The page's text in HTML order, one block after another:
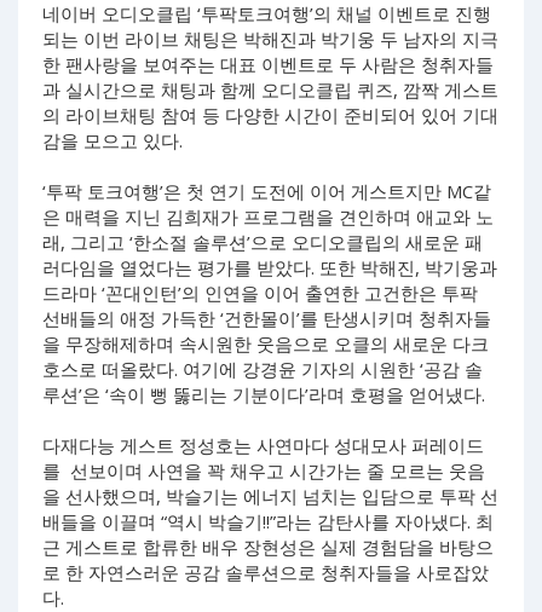
네이버 오디오클립 ‘투팍토크여행’의 채널 이벤트로 진행
되는 이번 라이브 채팅은 박해진과 박기웅 두 남자의 지극
한 팬사랑을 보여주는 대표 이벤트로 두 사람은 청취자들
과 실시간으로 채팅과 함께 오디오클립 퀴즈, 깜짝 게스트
의 라이브채팅 참여 등 다양한 시간이 준비되어 있어 기대
감을 모으고 있다.
‘투팍 토크여행’은 첫 연기 도전에 이어 게스트지만 MC같
은 매력을 지닌 김희재가 프로그램을 견인하며 애교와 노
래, 그리고 ‘한소절 솔루션’으로 오디오클립의 새로운 패
러다임을 열었다는 평가를 받았다. 또한 박해진, 박기웅과
드라마 ‘꼰대인턴’의 인연을 이어 출연한 고건한은 투팍
선배들의 애정 가득한 ‘건한몰이’를 탄생시키며 청취자들
을 무장해제하며 속시원한 웃음으로 오클의 새로운 다크
호스로 떠올랐다. 여기에 강경윤 기자의 시원한 ‘공감 솔
루션’은 ‘속이 뻥 뚫리는 기분이다’라며 호평을 얻어냈다.
다재다능 게스트 정성호는 사연마다 성대모사 퍼레이드
를 선보이며 사연을 꽉 채우고 시간가는 줄 모르는 웃음
을 선사했으며, 박슬기는 에너지 넘치는 입담으로 투팍 선
배들을 이끌며 “역시 박슬기!!”라는 감탄사를 자아냈다. 최
근 게스트로 합류한 배우 장현성은 실제 경험담을 바탕으
로 한 자연스러운 공감 솔루션으로 청취자들을 사로잡았
다.